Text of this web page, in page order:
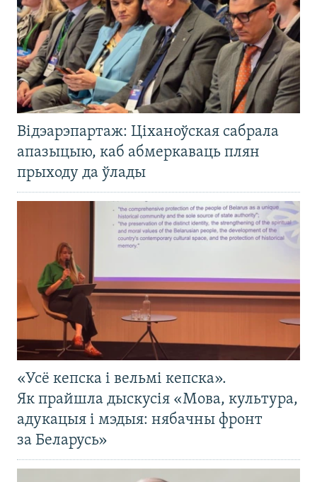
Відэарэпартаж: Ціханоўская сабрала
апазыцыю, каб абмеркаваць плян
прыходу да ўлады
«Усё кепска і вельмі кепска».
Як прайшла дыскусія «Мова, культура,
адукацыя і мэдыя: нябачны фронт
за Беларусь»